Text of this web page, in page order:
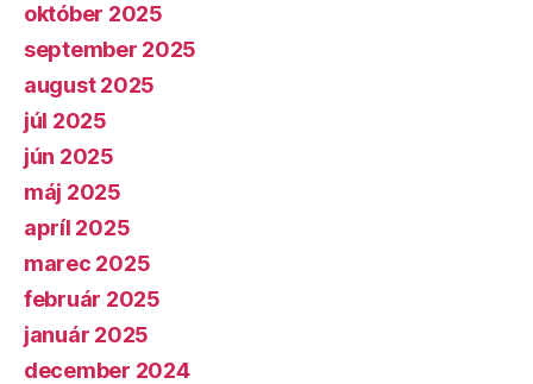
október 2025
september 2025
august 2025
júl 2025
jún 2025
máj 2025
apríl 2025
marec 2025
február 2025
január 2025
december 2024